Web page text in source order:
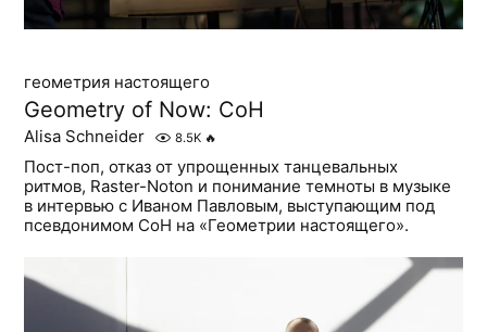
геометрия настоящего
Geometry of Now: CoH
Alisa Schneider 8.5K 🔥
Пост-поп, отказ от упрощенных танцевальных
ритмов, Raster-Noton и понимание темноты в музыке
в интервью с Иваном Павловым, выступающим под
псевдонимом СоН на «Геометрии настоящего».